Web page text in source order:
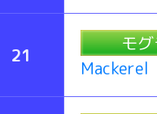
21
モ
Mackerel